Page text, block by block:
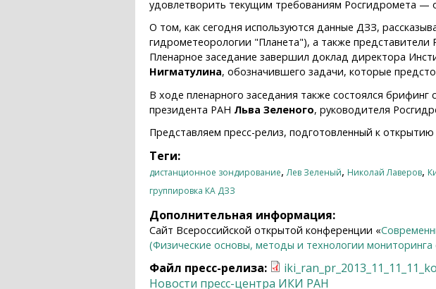
удовлетворить текущим требованиям Росгидромета —
О том, как сегодня используются данные ДЗЗ,
гидрометеорологии "Планета"), а также представители
Пленарное заседание завершил доклад директора
Нигматулина, обозначившего задачи, которые
В ходе пленарного заседания также состоялся
президента РАН Льва Зеленого, руководителя
Представляем пресс-релиз, подготовленный к
Теги:
дистанционное зондирование,Лев Зеленый, Николай Лаверов,
группировка КА ДЗЗ
Дополнительная информация:
Сайт Всероссийской открытой конференции «
(Физические основы, методы и технологии
Файл пресс-релиза:
Новости пресс-центра ИКИ РАН